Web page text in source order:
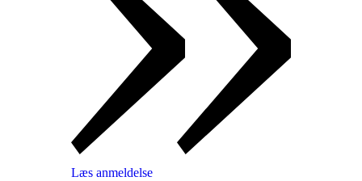
Læs anmeldelse